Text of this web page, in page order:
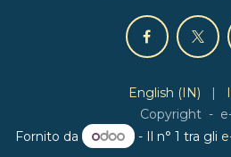
Copyright -
English (IN) |
Fornito da - Il n° 1 tra gli